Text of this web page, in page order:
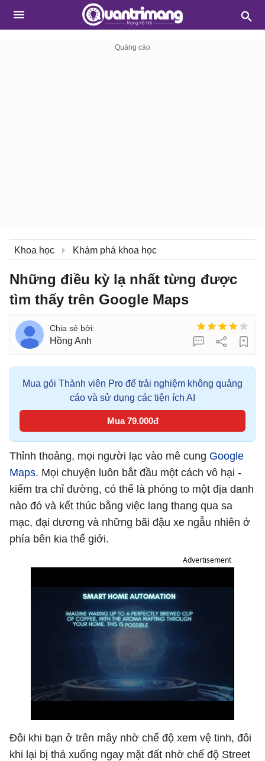
Khoa học Khám phá khoa học
Những điều kỳ lạ nhất từng được
tìm thấy trên Google Maps
Hồng Anh
Mua gói Thành viên Pro để trải nghiệm không quảng
cáo và sử dụng các tiện ích AI
Mua 79.000đ
Thỉnh thoảng, mọi người lạc vào mê cung Google
Maps. Mọi chuyện luôn bắt đầu một cách vô hại -
kiểm tra chỉ đường, có thể là phóng to một địa danh
nào đó và kết thúc bằng việc lang thang qua sa
mạc, đại dương và những bãi đậu xe ngẫu nhiên ở
phía bên kia thế giới.
Advertisement
Đôi khi bạn ở trên mây nhờ chế độ xem vệ tinh, đôi
khi lại bị thả xuống ngay mặt đất nhờ chế độ Street